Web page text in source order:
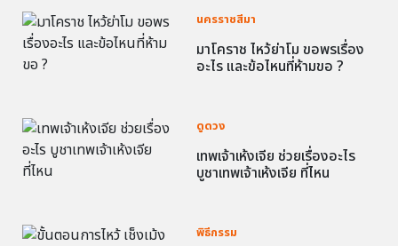
นครราชสีมา
มาโคราช ไหว้ย่าโม ขอพรเรื่อง
อะไร และข้อไหนที่ห้ามขอ ?
ดูดวง
เทพเจ้าเห้งเจีย ช่วยเรื่องอะไร
บูชาเทพเจ้าเห้งเจีย ที่ไหน
พิธีกรรม